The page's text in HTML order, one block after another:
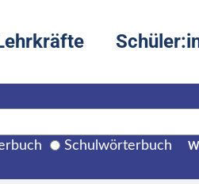
Schulwörterbuch